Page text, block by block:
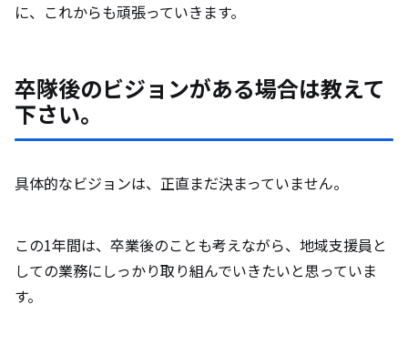
に、これからも頑張っていきます。
卒隊後のビジョンがある場合は教えて
下さい。
具体的なビジョンは、正直まだ決まっていません。
この1年間は、卒業後のことも考えながら、地域支援員と
しての業務にしっかり取り組んでいきたいと思っていま
す。